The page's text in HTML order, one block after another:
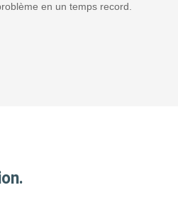
en un temps record.